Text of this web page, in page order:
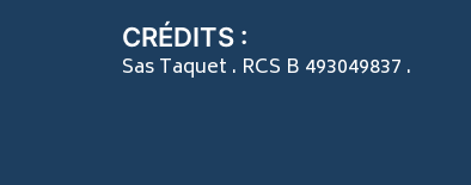
CRÉDITS :
Sas Taquet . RCS B 493049837 .